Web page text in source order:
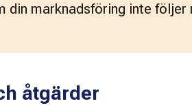
din marknadsföring inte följer
åtgärder